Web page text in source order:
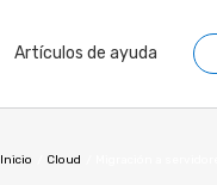
Artículos de ayuda
Inicio Cloud